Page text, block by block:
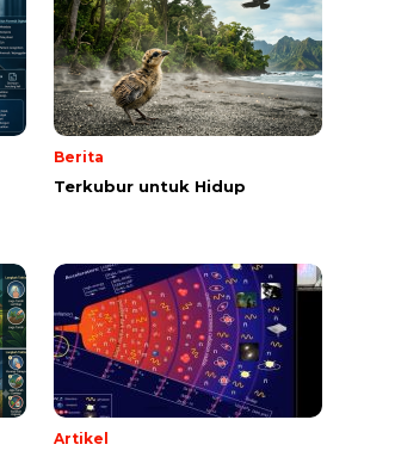
Berita
Terkubur untuk Hidup
Artikel